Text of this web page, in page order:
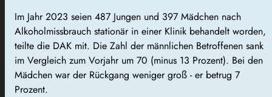
Im Jahr 2023 seien 487 Jungen und 397 Mädchen nach
Alkoholmissbrauch stationär in einer Klinik behandelt worden,
teilte die DAK mit. Die Zahl der männlichen Betroffenen sank
im Vergleich zum Vorjahr um 70 (minus 13 Prozent). Bei den
Mädchen war der Rückgang weniger groß - er betrug 7
Prozent.